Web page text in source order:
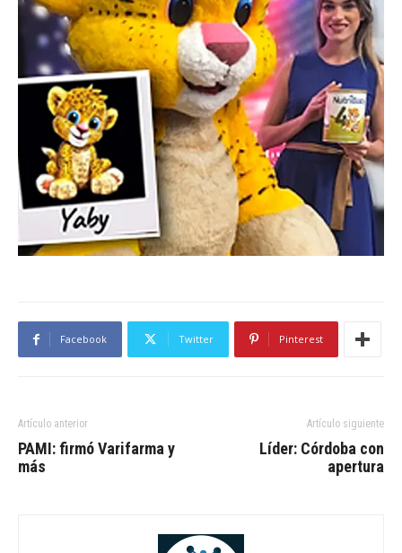
Facebook Twitter Pinterest
Artículo anterior
PAMI: firmó Varifarma y
más
Artículo siguiente
Líder: Córdoba con
apertura